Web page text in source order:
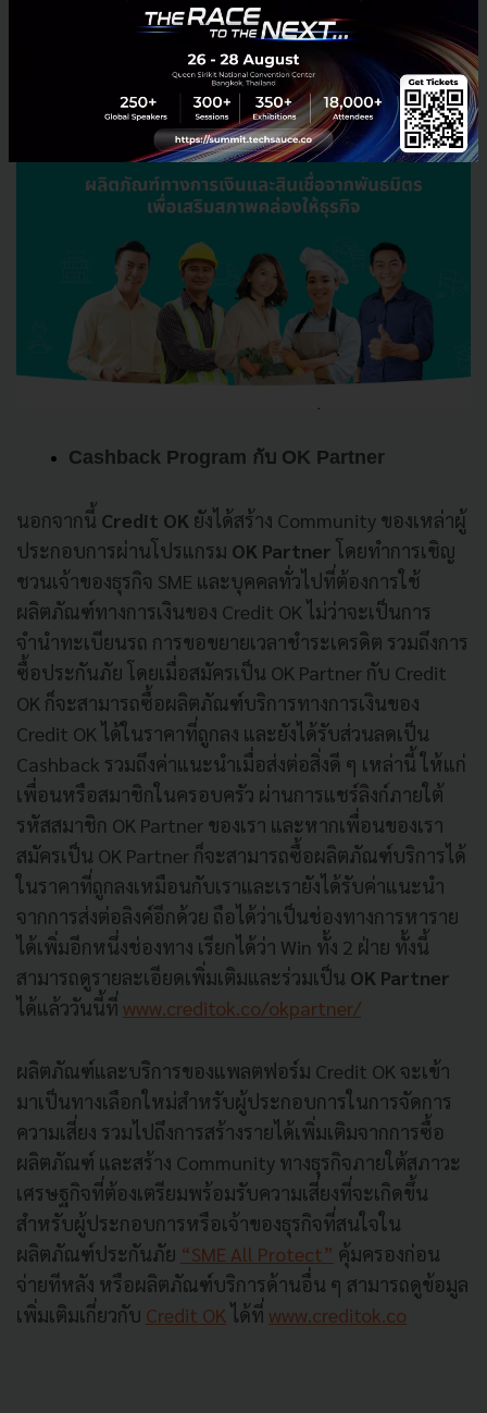
Cashback Program กับ OK Partner
นอกจากนี้ Credit OK ยังได้สร้าง Community ของเหล่าผู้
ประกอบการผ่านโปรแกรม OK Partner โดยทำการเชิญ
ชวนเจ้าของธุรกิจ SME และบุคคลทั่วไปที่ต้องการใช้
ผลิตภัณฑ์ทางการเงินของ Credit OK ไม่ว่าจะเป็นการ
จำนำทะเบียนรถ การขอขยายเวลาชำระเครดิต รวมถึงการ
ซื้อประกันภัย โดยเมื่อสมัครเป็น OK Partner กับ Credit
OK ก็จะสามารถซื้อผลิตภัณฑ์บริการทางการเงินของ
Credit OK ได้ในราคาที่ถูกลง และยังได้รับส่วนลดเป็น
Cashback รวมถึงค่าแนะนำเมื่อส่งต่อสิ่งดี ๆ เหล่านี้ ให้แก่
เพื่อนหรือสมาชิกในครอบครัว ผ่านการแชร์ลิงก์ภายใต้
รหัสสมาชิก OK Partner ของเรา และหากเพื่อนของเรา
สมัครเป็น OK Partner ก็จะสามารถซื้อผลิตภัณฑ์บริการได้
ในราคาที่ถูกลงเหมือนกับเราและเรายังได้รับค่าแนะนำ
จากการส่งต่อลิงค์อีกด้วย ถือได้ว่าเป็นช่องทางการหาราย
ได้เพิ่มอีกหนึ่งช่องทาง เรียกได้ว่า Win ทั้ง 2 ฝ่าย ทั้งนี้
สามารถดูรายละเอียดเพิ่มเติมและร่วมเป็น OK Partner
ได้แล้ววันนี้ที่ www.creditok.co/okpartner/
ผลิตภัณฑ์และบริการของแพลตฟอร์ม Credit OK จะเข้า
มาเป็นทางเลือกใหม่สำหรับผู้ประกอบการในการจัดการ
ความเสี่ยง รวมไปถึงการสร้างรายได้เพิ่มเติมจากการซื้อ
ผลิตภัณฑ์ และสร้าง Community ทางธุรกิจภายใต้สภาวะ
เศรษฐกิจที่ต้องเตรียมพร้อมรับความเสี่ยงที่จะเกิดขึ้น
สำหรับผู้ประกอบการหรือเจ้าของธุรกิจที่สนใจใน
ผลิตภัณฑ์ประกันภัย “SME All Protect” คุ้มครองก่อน
จ่ายทีหลัง หรือผลิตภัณฑ์บริการด้านอื่น ๆ สามารถดูข้อมูล
เพิ่มเติมเกี่ยวกับ Credit OK ได้ที่ www.creditok.co